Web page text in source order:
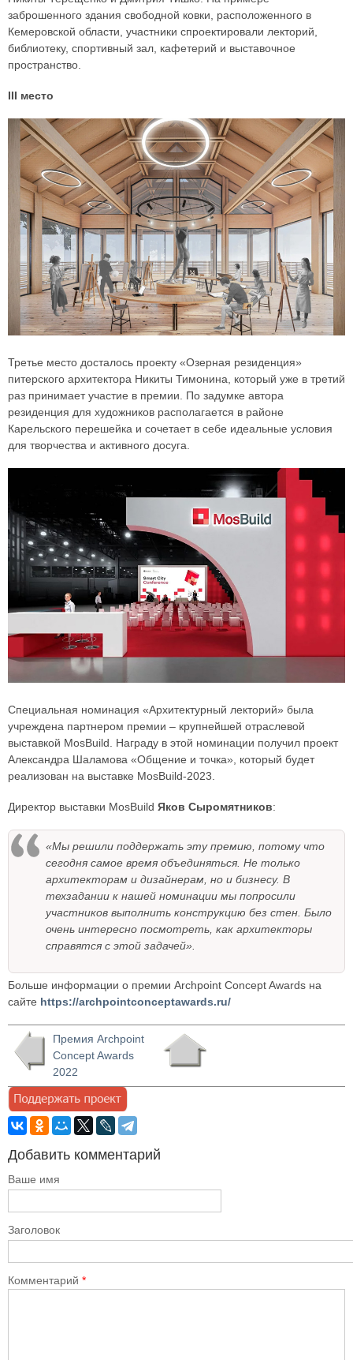
заброшенного здания свободной ковки, расположенного в
Кемеровской области, участники спроектировали лекторий,
библиотеку, спортивный зал, кафетерий и выставочное
пространство.
III место
Третье место досталось проекту «Озерная резиденция»
питерского архитектора Никиты Тимонина, который уже в третий
раз принимает участие в премии. По задумке автора
резиденция для художников располагается в районе
Карельского перешейка и сочетает в себе идеальные условия
для творчества и активного досуга.
Специальная номинация «Архитектурный лекторий» была
учреждена партнером премии – крупнейшей отраслевой
выставкой MosBuild. Награду в этой номинации получил проект
Александра Шаламова «Общение и точка», который будет
реализован на выставке MosBuild-2023.
Директор выставки MosBuild Яков Сыромятников:
«Мы решили поддержать эту премию, потому что
сегодня самое время объединяться. Не только
архитекторам и дизайнерам, но и бизнесу. В
техзадании к нашей номинации мы попросили
участников выполнить конструкцию без стен. Было
очень интересно посмотреть, как архитекторы
справятся с этой задачей».
Больше информации о премии Archpoint Concept Awards на
сайте https://archpointconceptawards.ru/
Премия Archpoint
Concept Awards
2022
Добавить комментарий
Ваше имя
Заголовок
Комментарий *